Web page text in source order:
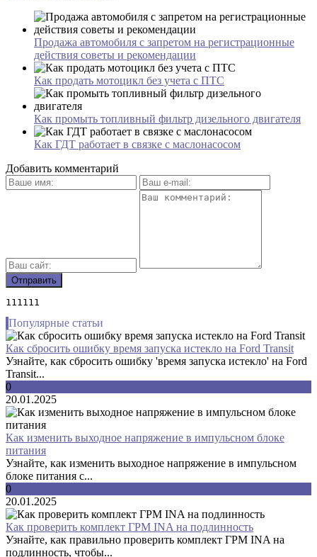
Продажа автомобиля с запретом на регистрационные
действия советы и рекомендации
Как продать мотоцикл без учета с ПТС
Как промыть топливный фильтр дизельного двигателя
Как ГДТ работает в связке с маслонасосом
Добавить комментарий
111111
Популярные статьи
Как сбросить ошибку время запуска истекло на Ford Transit
Узнайте, как сбросить ошибку 'время запуска истекло' на Ford
Transit...
0
20.01.2025
Как изменить выходное напряжение в импульсном блоке
питания
Узнайте, как изменить выходное напряжение в импульсном
блоке питания с...
0
20.01.2025
Как проверить комплект ГРМ INA на подлинность
Узнайте, как правильно проверить комплект ГРМ INA на
подлинность, чтобы...